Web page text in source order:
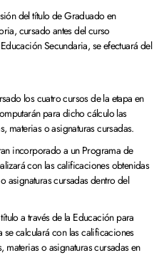
del título de Graduado en
cursado antes del curso
Secundaria, se efectuará del
los cuatro cursos de la etapa en
para dicho cálculo las
materias o asignaturas cursadas.
incorporado a un Programa de
con las calificaciones obtenidas
asignaturas cursadas dentro del
a través de la Educación para
se calculará con las calificaciones
materias o asignaturas cursadas en